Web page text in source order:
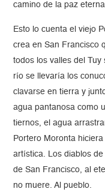
camino de la paz
Esto lo cuenta el viejo
crea en San Francisco
todos los valles del
río se llevaría los
clavarse en tierra y
agua pantanosa como
tiernos, el agua
Portero Moronta
artística. Los diablos
de San Francisco, al
no muere. Al pueblo.